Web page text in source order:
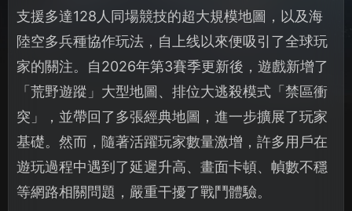
支援多達128人同場競技的超大規模地圖，以及海
陸空多兵種協作玩法，自上线以來便吸引了全球玩
家的關注。自2026年第3賽季更新後，遊戲新增了
「荒野遊蹤」大型地圖、排位大逃殺模式「禁區衝
突」，並帶回了多張經典地圖，進一步擴展了玩家
基礎。然而，隨著活躍玩家數量激增，許多用戶在
遊玩過程中遇到了延遲升高、畫面卡頓、幀數不穩
等網路相關問題，嚴重干擾了戰鬥體驗。